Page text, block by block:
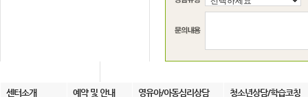
센터소개 예약 및 안내 영유아/아동심리상담 청소년상담/학습코칭